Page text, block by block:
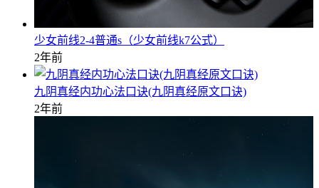
少女前线2-4普通s（少女前线k7公式）
2年前
九阴真经内功心法口诀(九阴真经原文口诀)
2年前